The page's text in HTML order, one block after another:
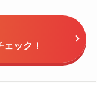
ック！